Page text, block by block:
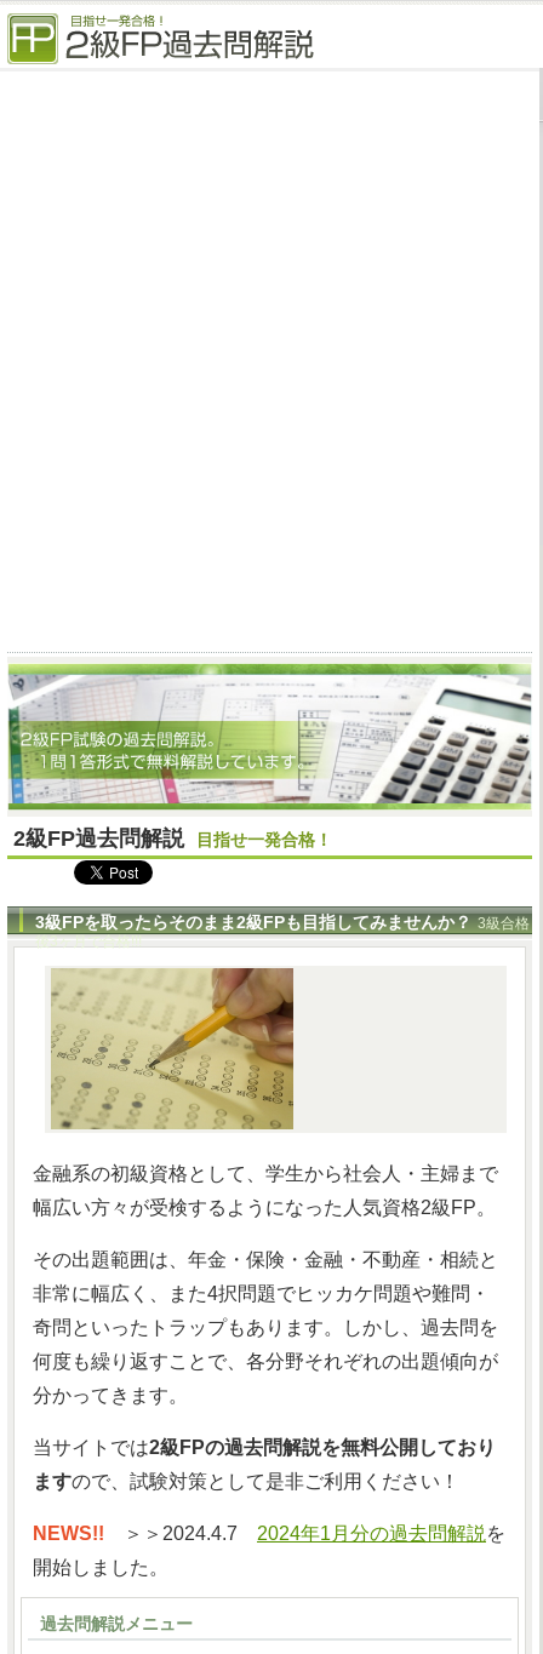
2級FP過去問解説 目指せ一発合格！
3級FPを取ったらそのまま2級FPも目指してみませんか？ 3級合格
後3ヶ月で合格!!!
金融系の初級資格として、学生から社会人・主婦まで
幅広い方々が受検するようになった人気資格2級FP。
その出題範囲は、年金・保険・金融・不動産・相続と
非常に幅広く、また4択問題でヒッカケ問題や難問・
奇問といったトラップもあります。しかし、過去問を
何度も繰り返すことで、各分野それぞれの出題傾向が
分かってきます。
当サイトでは2級FPの過去問解説を無料公開しており
ますので、試験対策として是非ご利用ください！
NEWS!! ＞＞2024.4.7 2024年1月分の過去問解説 を
開始しました。
過去問解説メニュー